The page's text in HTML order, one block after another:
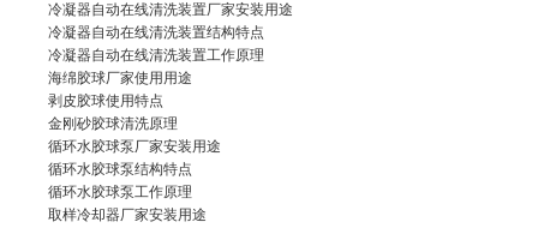
冷凝器自动在线清洗装置厂家安装用途
冷凝器自动在线清洗装置结构特点
冷凝器自动在线清洗装置工作原理
海绵胶球厂家使用用途
剥皮胶球使用特点
金刚砂胶球清洗原理
循环水胶球泵厂家安装用途
循环水胶球泵结构特点
循环水胶球泵工作原理
取样冷却器厂家安装用途